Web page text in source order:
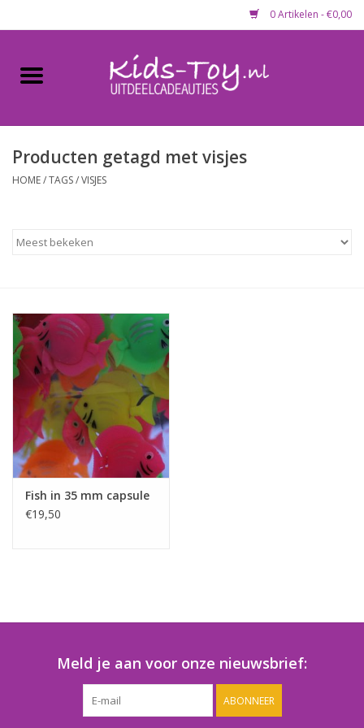
0 Artikelen - €0,00
Home
Gevulde capsules & mixen
Uitdeelcadeautjes
Maandaanbieding
Lege capsules
Speelgoedautomaten
Speelgoedpakketten
Gevulde capsules & mixen
Producten getagd met visjes
HOME/TAGS/VISJES
Fish in 35 mm capsule
€19,50
Meld je aan voor onze nieuwsbrief:
ABONNEER